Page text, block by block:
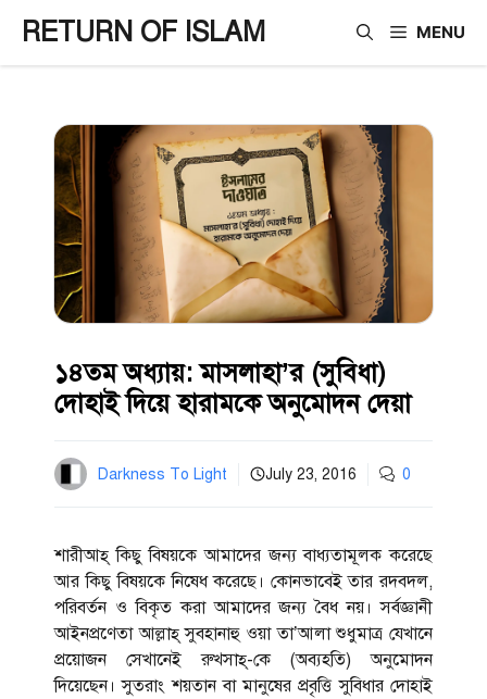
content
RETURN OF ISLAM MENU
১৪তম অধ্যায়: মাসলাহা’র (সুবিধা)
দোহাই দিয়ে হারামকে অনুমোদন দেয়া
Darkness To Light July 23, 2016 0
শারীআহ্ কিছু বিষয়কে আমাদের জন্য বাধ্যতামূলক করেছে
আর কিছু বিষয়কে নিষেধ করেছে। কোনভাবেই তার রদবদল,
পরিবর্তন ও বিকৃত করা আমাদের জন্য বৈধ নয়। সর্বজ্ঞানী
আইনপ্রণেতা আল্লাহ্ সুবহানাহু ওয়া তা’আলা শুধুমাত্র যেখানে
প্রয়োজন সেখানেই রুখসাহ্-কে (অব্যহতি) অনুমোদন
দিয়েছেন। সুতরাং শয়তান বা মানুষের প্রবৃত্তি সুবিধার দোহাই